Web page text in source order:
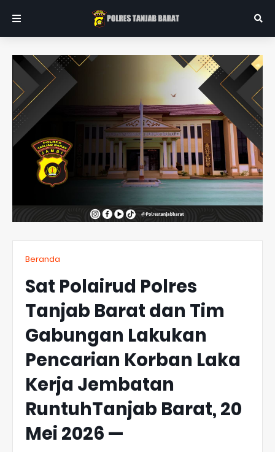
Beranda
Sat Polairud Polres
Tanjab Barat dan Tim
Gabungan Lakukan
Pencarian Korban Laka
Kerja Jembatan
RuntuhTanjab Barat, 20
Mei 2026 —